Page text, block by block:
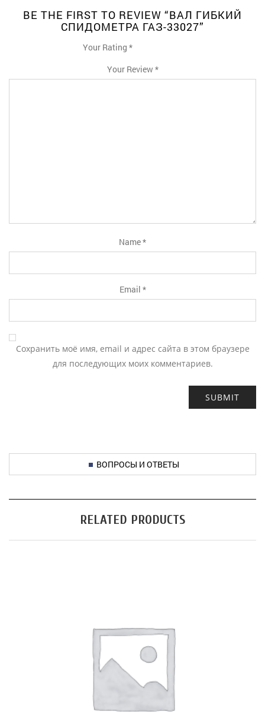
BE THE FIRST TO REVIEW “ВАЛ ГИБКИЙ
СПИДОМЕТРА ГАЗ-33027”
Your Rating *
1 4
Your Review *
Name*
Email *
Сохранить моё имя, email и адрес сайта в этом браузере
для последующих моих комментариев.
ВОПРОСЫ И ОТВЕТЫ
RELATED PRODUCTS